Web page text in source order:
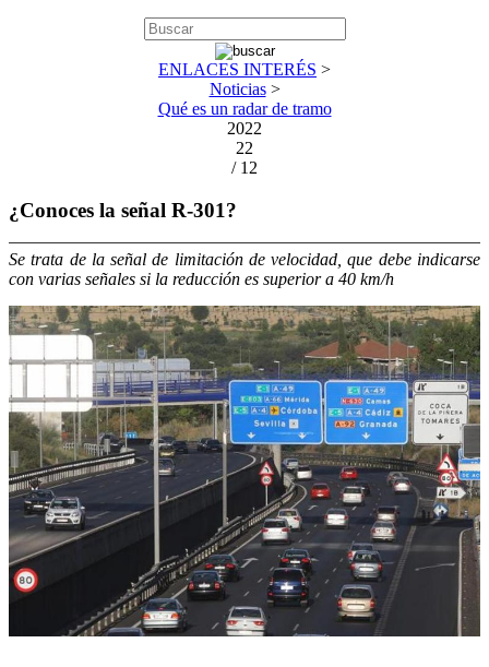
ENLACES INTERÉS >
Noticias>
Qué es un radar de tramo
2022
22
/ 12
¿Conoces la señal R-301?
Se trata de la señal de limitación de velocidad, que debe indicarse
con varias señales si la reducción es superior a 40 km/h